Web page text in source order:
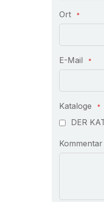
Ort
E-Mail
Kataloge
DER
Kommentar